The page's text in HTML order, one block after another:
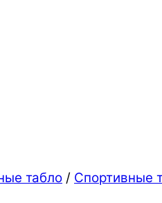
табло / Спортивные